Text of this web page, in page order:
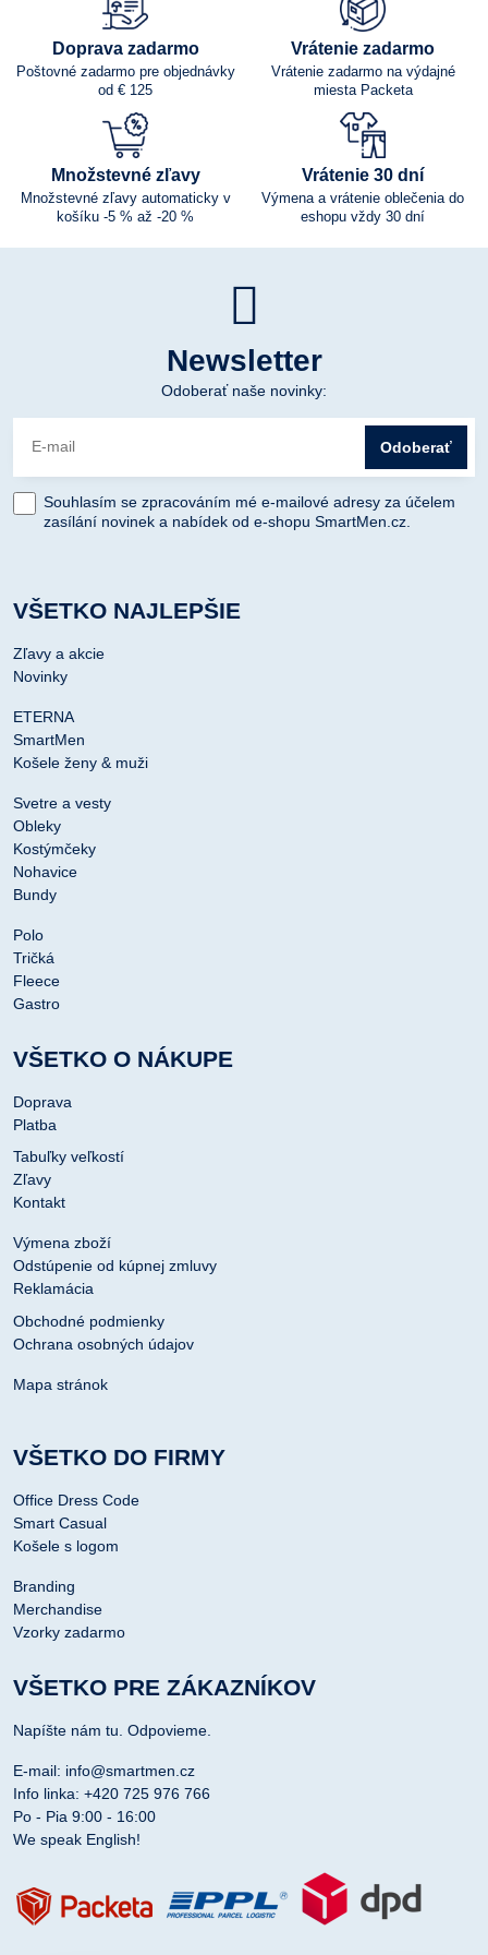
Doprava zadarmo
Poštovné zadarmo pre objednávky
od € 125
Vrátenie zadarmo
Vrátenie zadarmo na výdajné
miesta Packeta
Množstevné zľavy
Množstevné zľavy automaticky v
košíku -5 % až -20 %
Vrátenie 30 dní
Výmena a vrátenie oblečenia do
eshopu vždy 30 dní
Newsletter
Odoberať naše novinky:
Odoberať
Souhlasím se zpracováním mé e-mailové adresy za účelem
zasílání novinek a nabídek od e-shopu SmartMen.cz.
VŠETKO NAJLEPŠIE
Zľavy a akcie
Novinky
ETERNA
SmartMen
Košele ženy & muži
Svetre a vesty
Obleky
Kostýmčeky
Nohavice
Bundy
Polo
Tričká
Fleece
Gastro
VŠETKO O NÁKUPE
Doprava
Platba
Tabuľky veľkostí
Zľavy
Kontakt
Výmena zboží
Odstúpenie od kúpnej zmluvy
Reklamácia
Obchodné podmienky
Ochrana osobných údajov
Mapa stránok
VŠETKO DO FIRMY
Office Dress Code
Smart Casual
Košele s logom
Branding
Merchandise
Vzorky zadarmo
VŠETKO PRE ZÁKAZNÍKOV
Napíšte nám tu. Odpovieme.
E-mail: info@smartmen.cz
Info linka: +420 725 976 766
Po - Pia 9:00 - 16:00
We speak English!